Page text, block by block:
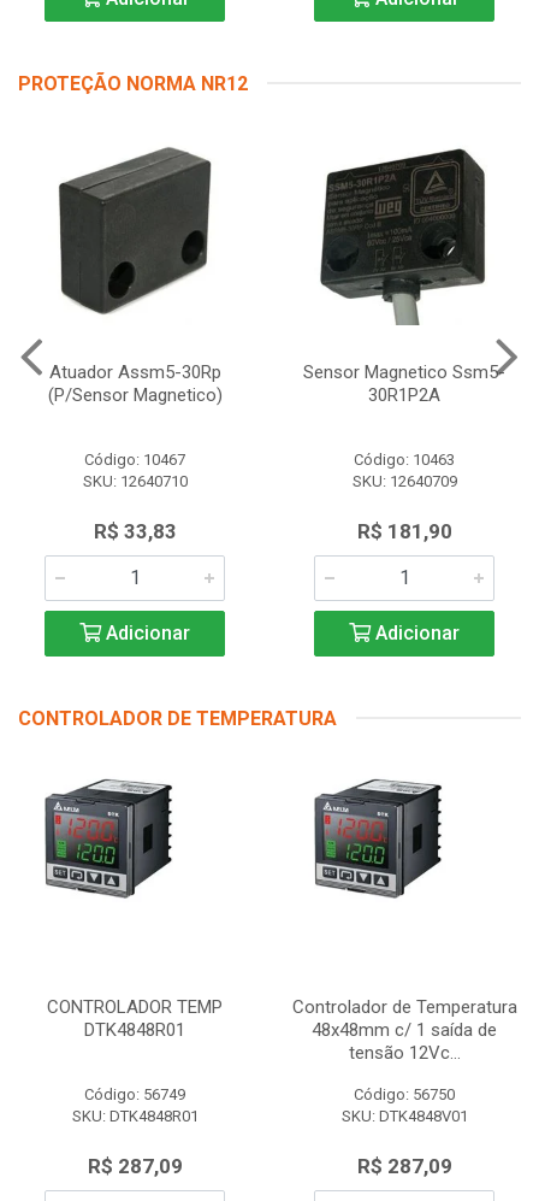
PROTEÇÃO NORMA NR12
Atuador Assm5-30Rp
(P/Sensor Magnetico)
Código: 10467
SKU: 12640710
R$ 33,83
Adicionar
Sensor Magnetico Ssm5-
30R1P2A
Código: 10463
SKU: 12640709
R$ 181,90
Adicionar
CONTROLADOR DE TEMPERATURA
CONTROLADOR TEMP
DTK4848R01
Código: 56749
SKU: DTK4848R01
R$ 287,09
Controlador de Temperatura
48x48mm c/ 1 saída de
tensão 12Vc...
Código: 56750
SKU: DTK4848V01
R$ 287,09